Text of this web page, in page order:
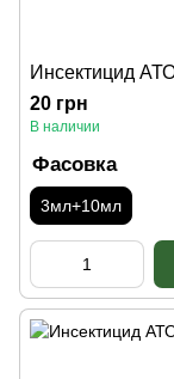
Инсектицид
20 грн
В наличии
Фасовка
3мл+10мл